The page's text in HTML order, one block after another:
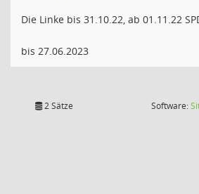
Die Linke bis 31.10.22, ab 01.11.22
bis 27.06.2023
2 Sätze Software: